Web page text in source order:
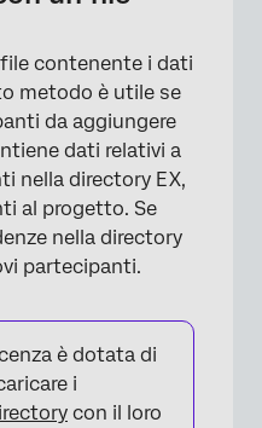
×
contenente i dati
metodo è utile se
da aggiungere
dati relativi a
nella directory EX,
al progetto. Se
nella directory
partecipanti.
è dotata di
i
con il loro